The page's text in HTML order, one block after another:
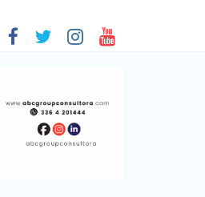
más que en 2025